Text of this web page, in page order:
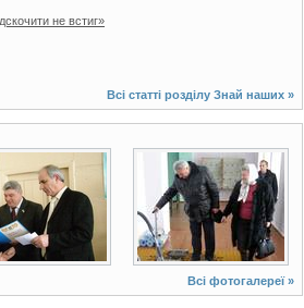
не встиг»
Всі статті розділу Знай наших »
3 фото
Всі фотогалереї »